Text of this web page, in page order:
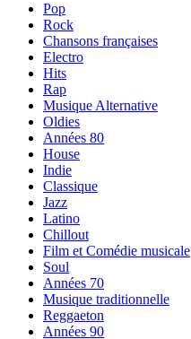
Pop
Rock
Chansons françaises
Electro
Hits
Rap
Musique Alternative
Oldies
Années 80
House
Indie
Classique
Jazz
Latino
Chillout
Film et Comédie musicale
Soul
Années 70
Musique traditionnelle
Reggaeton
Années 90